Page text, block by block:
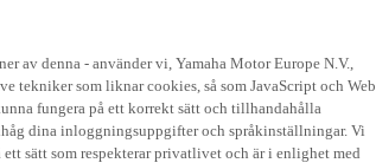
av denna - använder vi, Yamaha Motor Europe N.V.,
tekniker som liknar cookies, så som JavaScript och Web
fungera på ett korrekt sätt och tillhandahålla
dina inloggningsuppgifter och språkinställningar. Vi
sätt som respekterar privatlivet och är i enlighet med